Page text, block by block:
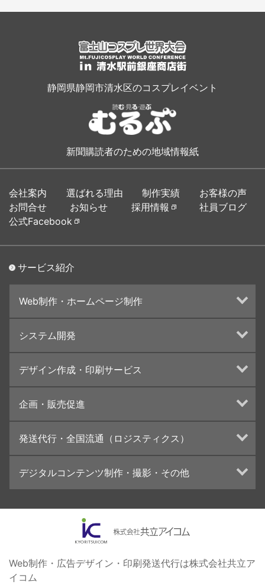
静岡県静岡市清水区のコスプレイベント
新聞購読者のための地域情報紙
会社案内 選ばれる理由 制作実績
お客様の声
お問合せ
お知らせ 採用情報
社員ブログ
公式Facebook
サービス紹介
Web制作・ホームページ制作
ランディングページ制作
インターネット広告代行
UI・UXデザイン設計
システム開発
デザイン作成・印刷サービス
カタログデザインの制作・印刷
学校・会社案内パンフレット制作・印刷
高精細印刷（スブリマ印刷）
社内報
名刺
一般印刷 （オンデマンド・オフセット）
ユニバーサル・コミュニケーション・デザイン
企画・販売促進
ブランディング戦略
コンテンツ制作
採用プロモーション
発送代行・全国流通（ロジスティクス）
デジタルコンテンツ制作・撮影・その他
イラスト・キャラクター制作
ロゴデザイン・CI設計
コピー・ライティング
電子ブック制作
Web制作・広告デザイン・印刷発送代行は株式会社共立ア
イコム